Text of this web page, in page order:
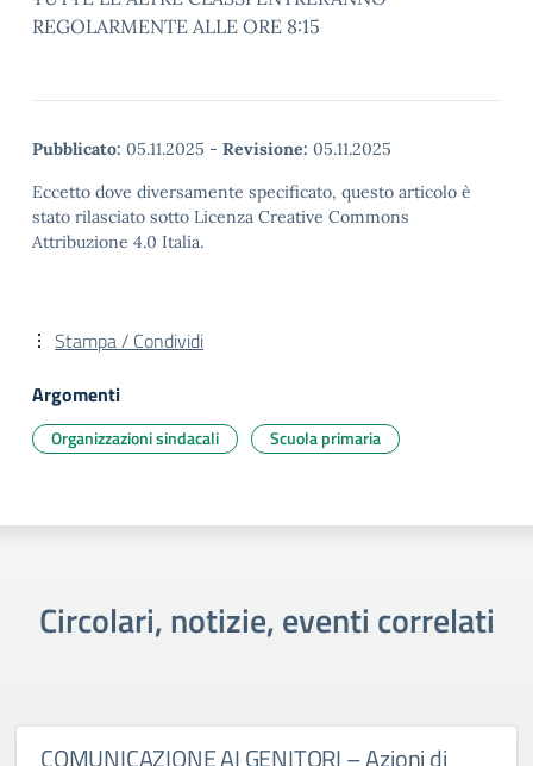
REGOLARMENTE ALLE ORE 8:15
Pubblicato: 05.11.2025 - Revisione: 05.11.2025
Eccetto dove diversamente specificato, questo articolo è
stato rilasciato sotto Licenza Creative Commons
Attribuzione 4.0 Italia.
Stampa / Condividi
Argomenti
Organizzazioni sindacali Scuola primaria
Circolari, notizie, eventi correlati
COMUNICAZIONE AI GENITORI – Azioni di